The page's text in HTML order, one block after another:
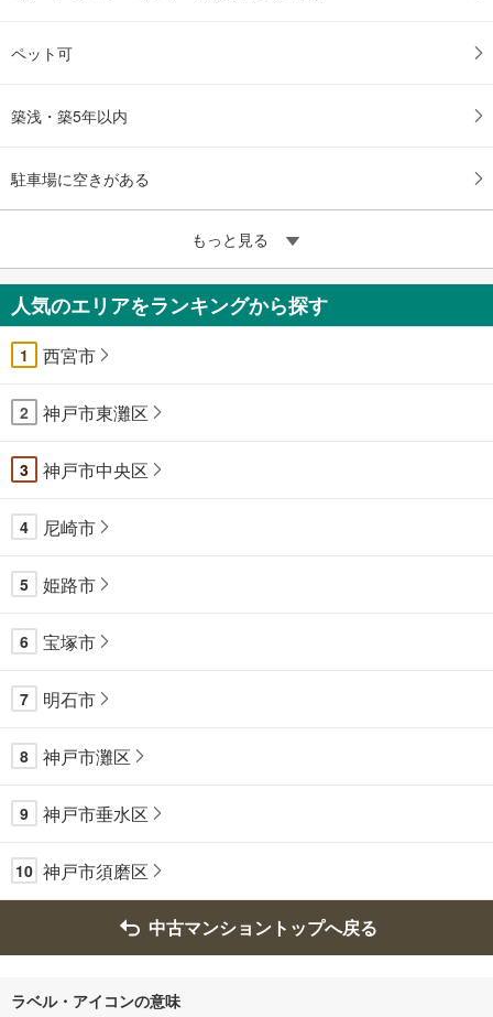
ペット可
築浅・築5年以内
駐車場に空きがある
もっと見る
人気のエリアをランキングから探す
1 西宮市
2 神戸市東灘区
3 神戸市中央区
4 尼崎市
5 姫路市
6 宝塚市
7 明石市
8 神戸市灘区
9 神戸市垂水区
10 神戸市須磨区
中古マンショントップへ戻る
ラベル・アイコンの意味